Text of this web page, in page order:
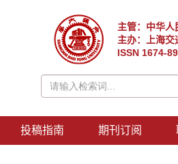
主管：中华人
主办：上海交
ISSN 1674-
投稿指南 期刊订阅